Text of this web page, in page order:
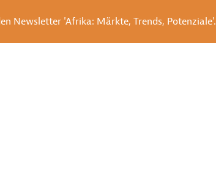
Newsletter 'Afrika: Märkte, Trends, Potenziale'.